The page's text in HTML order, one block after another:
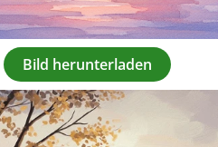
Bild herunterladen